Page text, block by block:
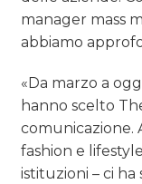
manager mass
abbiamo
«Da marzo a
hanno scelto
comunicazione.
fashion e
istituzioni – ci ha